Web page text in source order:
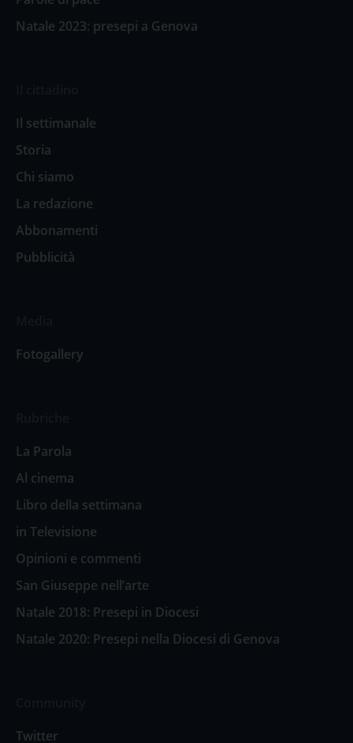
Natale 2023: presepi a Genova
Il settimanale
Storia
Chi siamo
La redazione
Abbonamenti
Pubblicità
Fotogallery
La Parola
Al cinema
Libro della settimana
in Televisione
Opinioni e commenti
San Giuseppe nell’arte
Natale 2018: Presepi in Diocesi
Natale 2020: Presepi nella Diocesi di Genova
Twitter